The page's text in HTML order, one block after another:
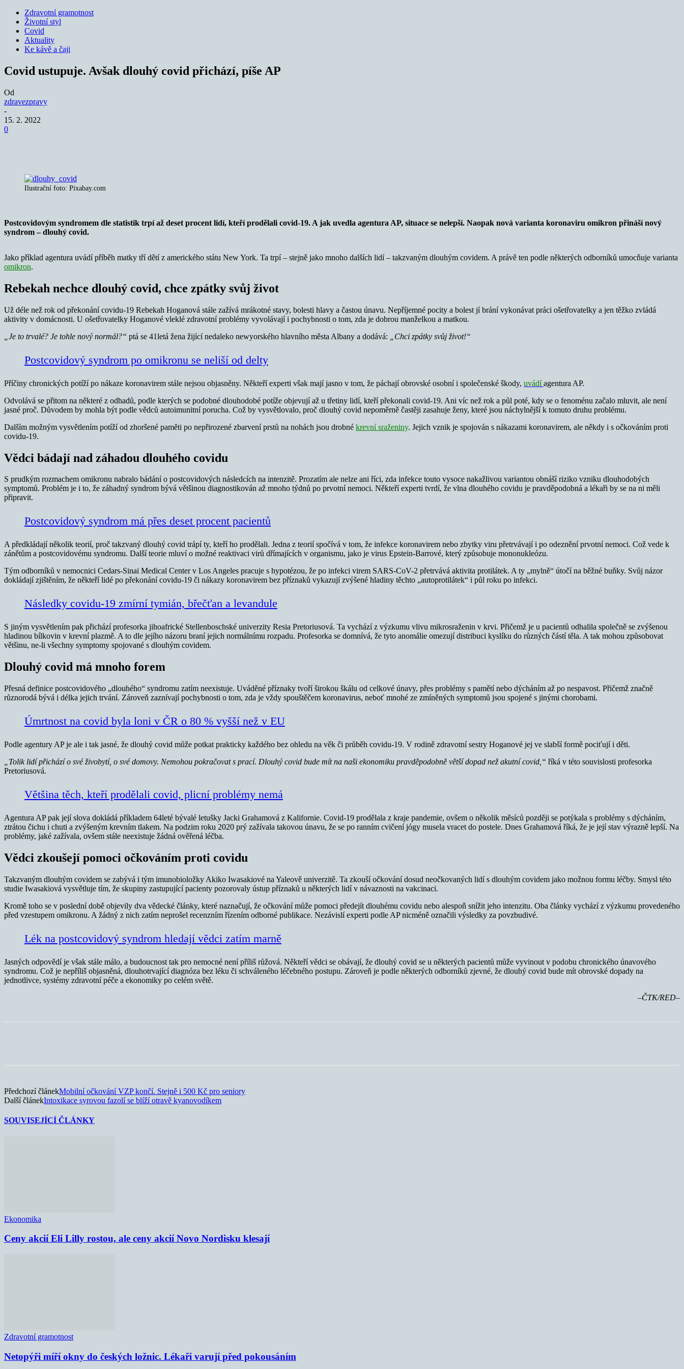
Zdravotní gramotnost
Životní styl
Covid
Aktuality
Ke kávě a čaji
Covid ustupuje. Avšak dlouhý covid přichází, píše AP
Od
zdravezpravy
-
15. 2. 2022
0
Ilustrační foto: Pixabay.com
Postcovidovým syndromem dle statistik trpí až deset procent lidí, kteří prodělali covid-19. A jak uvedla agentura AP, situace se nelepší. Naopak nová varianta koronaviru omikron přináší nový
syndrom – dlouhý covid.
Jako příklad agentura uvádí příběh matky tří dětí z amerického státu New York. Ta trpí – stejně jako mnoho dalších lidí – takzvaným dlouhým covidem. A právě ten podle některých odborníků umocňuje varianta
omikron.
Rebekah nechce dlouhý covid, chce zpátky svůj život
Už déle než rok od překonání covidu-19 Rebekah Hoganová stále zažívá mrákotné stavy, bolesti hlavy a častou únavu. Nepříjemné pocity a bolest jí brání vykonávat práci ošetřovatelky a jen těžko zvládá
aktivity v domácnosti. U ošetřovatelky Hoganové vleklé zdravotní problémy vyvolávají i pochybnosti o tom, zda je dobrou manželkou a matkou.
„Je to trvalé? Je tohle nový normál?“ ptá se 41letá žena žijící nedaleko newyorského hlavního města Albany a dodává: „Chci zpátky svůj život!“
Postcovidový syndrom po omikronu se neliší od delty
Příčiny chronických potíží po nákaze koronavirem stále nejsou objasněny. Někteří experti však mají jasno v tom, že páchají obrovské osobní i společenské škody, uvádíagentura AP.
Odvolává se přitom na některé z odhadů, podle kterých se podobné dlouhodobé potíže objevují až u třetiny lidí, kteří překonali covid-19. Ani víc než rok a půl poté, kdy se o fenoménu začalo mluvit, ale není
jasné proč. Důvodem by mohla být podle vědců autoimunitní porucha. Což by vysvětlovalo, proč dlouhý covid nepoměrně častěji zasahuje ženy, které jsou náchylnější k tomuto druhu problému.
Dalším možným vysvětlením potíží od zhoršené paměti po nepřirozené zbarvení prstů na nohách jsou drobné krevní sraženiny. Jejich vznik je spojován s nákazami koronavirem, ale někdy i s očkováním proti
covidu-19.
Vědci bádají nad záhadou dlouhého covidu
S prudkým rozmachem omikronu nabralo bádání o postcovidových následcích na intenzitě. Prozatím ale nelze ani říci, zda infekce touto vysoce nakažlivou variantou obnáší riziko vzniku dlouhodobých
symptomů. Problém je i to, že záhadný syndrom bývá většinou diagnostikován až mnoho týdnů po prvotní nemoci. Někteří experti tvrdí, že vlna dlouhého covidu je pravděpodobná a lékaři by se na ni měli
připravit.
Postcovidový syndrom má přes deset procent pacientů
A předkládají několik teorií, proč takzvaný dlouhý covid trápí ty, kteří ho prodělali. Jedna z teorií spočívá v tom, že infekce koronavirem nebo zbytky viru přetrvávají i po odeznění prvotní nemoci. Což vede k
zánětům a postcovidovému syndromu. Další teorie mluví o možné reaktivaci virů dřímajících v organismu, jako je virus Epstein-Barrové, který způsobuje mononukleózu.
Tým odborníků v nemocnici Cedars-Sinai Medical Center v Los Angeles pracuje s hypotézou, že po infekci virem SARS-CoV-2 přetrvává aktivita protilátek. A ty „mylně“ útočí na běžné buňky. Svůj názor
dokládají zjištěním, že někteří lidé po překonání covidu-19 či nákazy koronavirem bez příznaků vykazují zvýšené hladiny těchto „autoprotilátek“ i půl roku po infekci.
Následky covidu-19 zmírní tymián, břečťan a levandule
S jiným vysvětlením pak přichází profesorka jihoafrické Stellenboschské univerzity Resia Pretoriusová. Ta vychází z výzkumu vlivu mikrosraženin v krvi. Přičemž je u pacientů odhalila společně se zvýšenou
hladinou bílkovin v krevní plazmě. A to dle jejího názoru braní jejich normálnímu rozpadu. Profesorka se domnívá, že tyto anomálie omezují distribuci kyslíku do různých částí těla. A tak mohou způsobovat
většinu, ne-li všechny symptomy spojované s dlouhým covidem.
Dlouhý covid má mnoho forem
Přesná definice postcovidového „dlouhého“ syndromu zatím neexistuje. Uváděné příznaky tvoří širokou škálu od celkové únavy, přes problémy s pamětí nebo dýcháním až po nespavost. Přičemž značně
různorodá bývá i délka jejich trvání. Zároveň zaznívají pochybnosti o tom, zda je vždy spouštěčem koronavirus, neboť mnohé ze zmíněných symptomů jsou spojené s jinými chorobami.
Úmrtnost na covid byla loni v ČR o 80 % vyšší než v EU
Podle agentury AP je ale i tak jasné, že dlouhý covid může potkat prakticky každého bez ohledu na věk či průběh covidu-19. V rodině zdravotní sestry Hoganové jej ve slabší formě pociťují i děti.
„Tolik lidí přichází o své živobytí, o své domovy. Nemohou pokračovat s prací. Dlouhý covid bude mít na naši ekonomiku pravděpodobně větší dopad než akutní covid,“ říká v této souvislosti profesorka
Pretoriusová.
Většina těch, kteří prodělali covid, plicní problémy nemá
Agentura AP pak její slova dokládá příkladem 64leté bývalé letušky Jacki Grahamová z Kalifornie. Covid-19 prodělala z kraje pandemie, ovšem o několik měsíců později se potýkala s problémy s dýcháním,
ztrátou čichu i chuti a zvýšeným krevním tlakem. Na podzim roku 2020 prý zažívala takovou únavu, že se po ranním cvičení jógy musela vracet do postele. Dnes Grahamová říká, že je její stav výrazně lepší. Na
problémy, jaké zažívala, ovšem stále neexistuje žádná ověřená léčba.
Vědci zkoušejí pomoci očkováním proti covidu
Takzvaným dlouhým covidem se zabývá i tým imunobioložky Akiko Iwasakiové na Yaleově univerzitě. Ta zkouší očkování dosud neočkovaných lidí s dlouhým covidem jako možnou formu léčby. Smysl této
studie Iwasakiová vysvětluje tím, že skupiny zastupující pacienty pozorovaly ústup příznaků u některých lidí v návaznosti na vakcinaci.
Kromě toho se v poslední době objevily dva vědecké články, které naznačují, že očkování může pomoci předejít dlouhému covidu nebo alespoň snížit jeho intenzitu. Oba články vychází z výzkumu provedeného
před vzestupem omikronu. A žádný z nich zatím neprošel recenzním řízením odborné publikace. Nezávislí experti podle AP nicméně označili výsledky za povzbudivé.
Lék na postcovidový syndrom hledají vědci zatím marně
Jasných odpovědí je však stále málo, a budoucnost tak pro nemocné není příliš růžová. Někteří vědci se obávají, že dlouhý covid se u některých pacientů může vyvinout v podobu chronického únavového
syndromu. Což je nepříliš objasněná, dlouhotrvající diagnóza bez léku či schváleného léčebného postupu. Zároveň je podle některých odborníků zjevné, že dlouhý covid bude mít obrovské dopady na
jednotlivce, systémy zdravotní péče a ekonomiky po celém světě.
–ČTK/RED–
Předchozí článekMobilní očkování VZP končí. Stejně i 500 Kč pro seniory
Další článekIntoxikace syrovou fazolí se blíží otravě kyanovodíkem
SOUVISEJÍCÍ ČLÁNKY
Ekonomika
Ceny akcií Eli Lilly rostou, ale ceny akcií Novo Nordisku klesají
Zdravotní gramotnost
Netopýři míří okny do českých ložnic. Lékaři varují před pokousáním